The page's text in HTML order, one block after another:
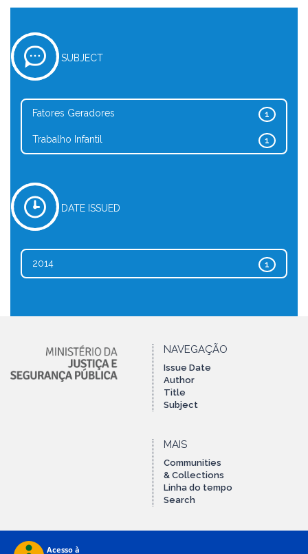
SUBJECT
1
Fatores Geradores
1
Trabalho Infantil
DATE ISSUED
1
2014
NAVEGAÇÃO
Issue Date
Author
Title
Subject
MAIS
Communities
& Collections
Linha do tempo
Search